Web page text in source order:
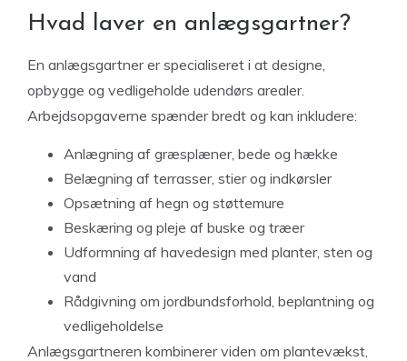
Hvad laver en anlægsgartner?
En anlægsgartner er specialiseret i at designe,
opbygge og vedligeholde udendørs arealer.
Arbejdsopgaverne spænder bredt og kan inkludere:
Anlægning af græsplæner, bede og hække
Belægning af terrasser, stier og indkørsler
Opsætning af hegn og støttemure
Beskæring og pleje af buske og træer
Udformning af havedesign med planter, sten og
vand
Rådgivning om jordbundsforhold, beplantning og
vedligeholdelse
Anlægsgartneren kombinerer viden om plantevækst,